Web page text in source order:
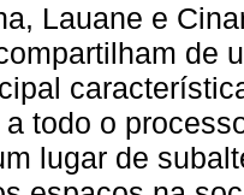
Lauane e
de
todo o
lugar de